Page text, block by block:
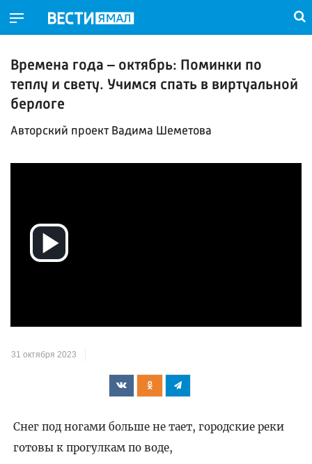
Времена года – октябрь: Поминки по
теплу и свету. Учимся спать в виртуальной
берлоге
Авторский проект Вадима Шеметова
Воспроизвести
видео
31 октября 2023
Снег под ногами больше не тает, городские реки
готовы к прогулкам по воде,